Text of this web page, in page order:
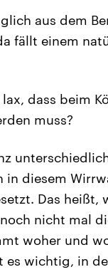
aus dem
fällt einem
dass beim
muss?
diesem
Das heißt,
nicht mal
woher und
es wichtig, in